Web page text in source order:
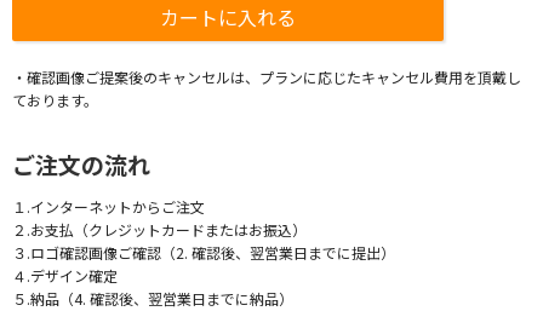
・確認画像ご提案後のキャンセルは、プランに応じたキャンセル費用を頂戴し
ております。
ご注文の流れ
１.インターネットからご注文
２.お支払（クレジットカードまたはお振込）
３.ロゴ確認画像ご確認（2. 確認後、翌営業日までに提出）
４.デザイン確定
５.納品（4. 確認後、翌営業日までに納品）